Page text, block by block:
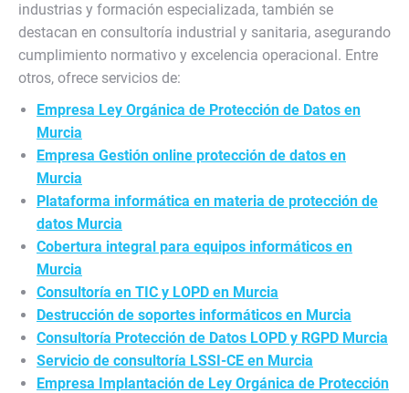
industrias y formación especializada, también se
destacan en consultoría industrial y sanitaria, asegurando
cumplimiento normativo y excelencia operacional. Entre
otros, ofrece servicios de:
Empresa Ley Orgánica de Protección de Datos en
Murcia
Empresa Gestión online protección de datos en
Murcia
Plataforma informática en materia de protección de
datos Murcia
Cobertura integral para equipos informáticos en
Murcia
Consultoría en TIC y LOPD en Murcia
Destrucción de soportes informáticos en Murcia
Consultoría Protección de Datos LOPD y RGPD Murcia
Servicio de consultoría LSSI-CE en Murcia
Empresa Implantación de Ley Orgánica de Protección